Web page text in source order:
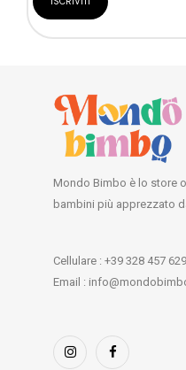
Mondo Bimbo è lo store
bambini più apprezzato
Cellulare : +39 328 457
Email :